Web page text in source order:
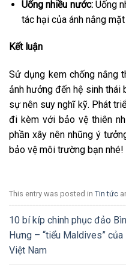
Uống nhiều nước:Uống
tác hại của ánh nắng
Kết luận
Sử dụng kem chống nắng
ảnh hưởng đến hệ sinh
sự nên suy nghĩ kỹ. Phát
đi kèm với bảo vệ thiên
phần xây nên nhũng ý
bảo vệ môi trường bạn nhé!
This entry was posted in Tin tức
10 bí kíp chinh phục đảo
Hưng – “tiểu Maldives” của
Việt Nam